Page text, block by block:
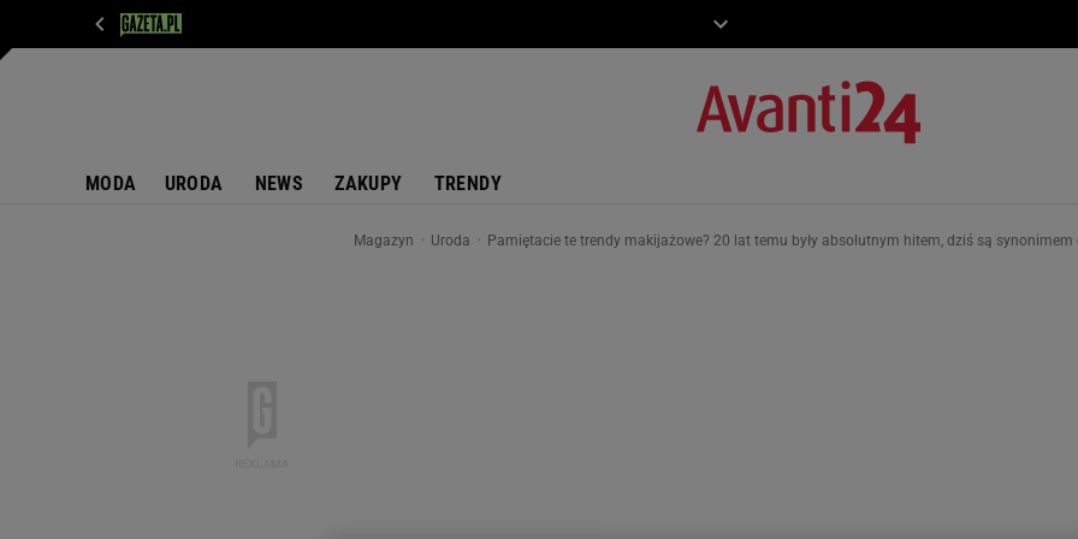
MODA URODA NEWS ZAKUPY TRENDY
Magazyn Uroda Pamiętacie te trendy makijażowe? 20 lat temu były absolutnym hitem, dziś są synonimem